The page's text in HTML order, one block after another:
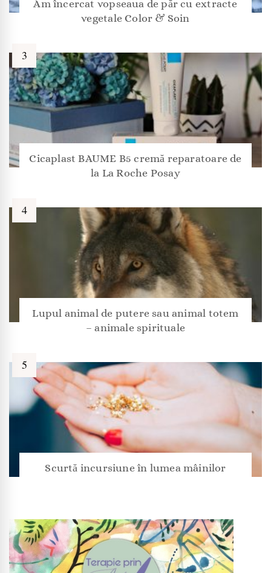
Am încercat vopseaua de păr cu extracte
vegetale Color & Soin
Cicaplast BAUME B5 cremă reparatoare de
la La Roche Posay
Lupul animal de putere sau animal totem
– animale spirituale
Scurtă incursiune în lumea mâinilor